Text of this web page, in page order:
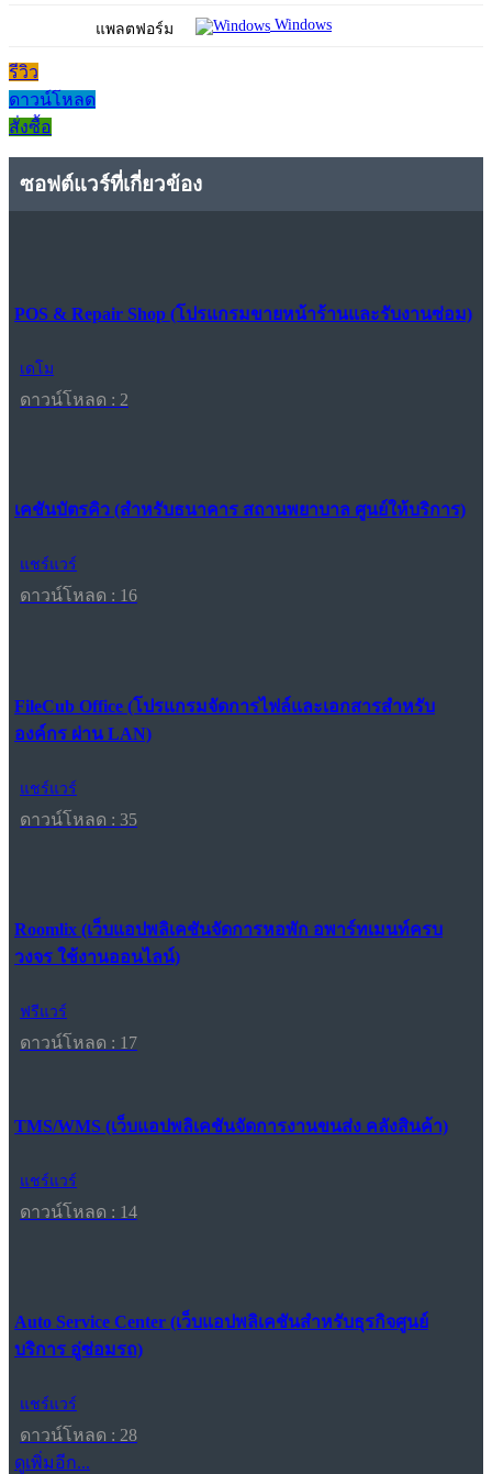
แพลตฟอร์ม Windows
รีวิว
ดาวน์โหลด
สั่งซื้อ
ซอฟต์แวร์ที่เกี่ยวข้อง
POS & Repair Shop (โปรแกรมขายหน้าร้านและรับงานซ่อม)
เดโม
ดาวน์โหลด : 2
เคชันบัตรคิว (สำหรับธนาคาร สถานพยาบาล ศูนย์ให้บริการ)
แชร์แวร์
ดาวน์โหลด : 16
FileCub Office (โปรแกรมจัดการไฟล์และเอกสารสำหรับ
องค์กร ผ่าน LAN)
แชร์แวร์
ดาวน์โหลด : 35
Roomlix (เว็บแอปพลิเคชันจัดการหอพัก อพาร์ทเมนท์ครบ
วงจร ใช้งานออนไลน์)
ฟรีแวร์
ดาวน์โหลด : 17
TMS/WMS (เว็บแอปพลิเคชันจัดการงานขนส่ง คลังสินค้า)
แชร์แวร์
ดาวน์โหลด : 14
Auto Service Center (เว็บแอปพลิเคชันสำหรับธุรกิจศูนย์
บริการ อู่ซ่อมรถ)
แชร์แวร์
ดาวน์โหลด : 28
ดูเพิ่มอีก...